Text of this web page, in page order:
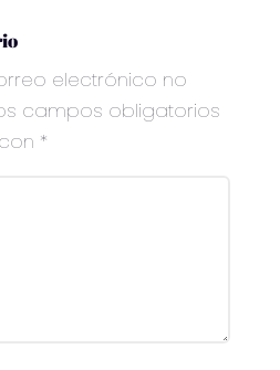
electrónico no
campos obligatorios
*